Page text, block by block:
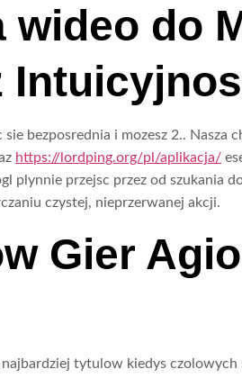
do
bezposrednia i mozesz 2.. Nasza
https://lordping.org/pl/aplikacja/
przejsc przez od szukania
czystej, nieprzerwanej akcji.
Gier
tytulow kiedys